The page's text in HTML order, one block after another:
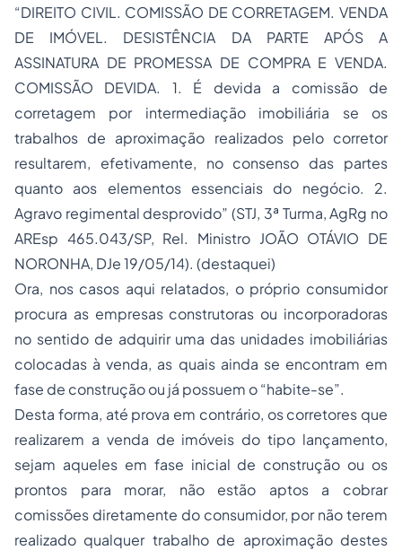
“DIREITO CIVIL. COMISSÃO DE CORRETAGEM. VENDA
DE IMÓVEL. DESISTÊNCIA DA PARTE APÓS A
ASSINATURA DE PROMESSA DE COMPRA E VENDA.
COMISSÃO DEVIDA. 1. É devida a comissão de
corretagem por intermediação imobiliária se os
trabalhos de aproximação realizados pelo corretor
resultarem, efetivamente, no consenso das partes
quanto aos elementos essenciais do negócio. 2.
Agravo regimental desprovido” (STJ, 3ª Turma, AgRg no
AREsp 465.043/SP, Rel. Ministro JOÃO OTÁVIO DE
NORONHA, DJe 19/05/14). (destaquei)
Ora, nos casos aqui relatados, o próprio consumidor
procura as empresas construtoras ou incorporadoras
no sentido de adquirir uma das unidades imobiliárias
colocadas à venda, as quais ainda se encontram em
fase de construção ou já possuem o “habite-se”.
Desta forma, até prova em contrário, os corretores que
realizarem a venda de imóveis do tipo lançamento,
sejam aqueles em fase inicial de construção ou os
prontos para morar, não estão aptos a cobrar
comissões diretamente do consumidor, por não terem
realizado qualquer trabalho de aproximação destes